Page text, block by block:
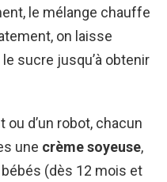
le mélange chauffe
on laisse
sucre jusqu’à obtenir
ou d’un robot, chacun
une crème soyeuse,
bébés (dès 12 mois et